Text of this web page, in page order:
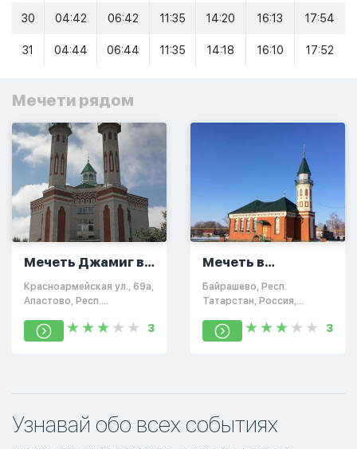
30 04:42 06:42 11:35 14:20 16:13 17:54
31 04:44 06:44 11:35 14:18 16:10 17:52
Мечети рядом
Мечеть Джамиг в
Апастово
Красноармейская ул., 69а,
Апастово, Респ.
422350
3
Мечеть в
Байрашево
Байрашево, Респ.
Татарстан, Россия,
3
Узнавай обо всех событиях